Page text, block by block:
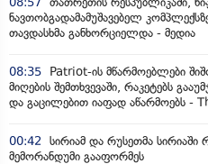
ნავთობგადამამუშავებელ
თავდასხმა განხორციელდა - მედია
08:35
Patriot-ის მწარმოებლები
მიღების შემთხვევაში, რაკეტებს
და გაცილებით იაფად აწარმოებს -
00:42
სირიამ და რუსეთმა სირიაში
მემორანდუმი გააფორმეს